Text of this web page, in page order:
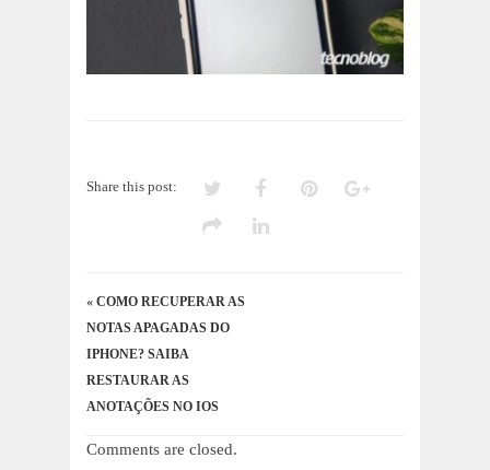
Share this post:
« COMO RECUPERAR AS
NOTAS APAGADAS DO
IPHONE? SAIBA
RESTAURAR AS
ANOTAÇÕES NO IOS
Comments are closed.